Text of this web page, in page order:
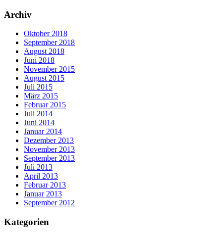
Archiv
Oktober 2018
September 2018
August 2018
Juni 2018
November 2015
August 2015
Juli 2015
März 2015
Februar 2015
Juli 2014
Juni 2014
Januar 2014
Dezember 2013
November 2013
September 2013
Juli 2013
April 2013
Februar 2013
Januar 2013
September 2012
Kategorien